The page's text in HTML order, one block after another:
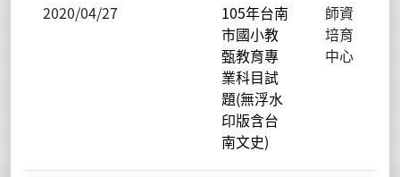
2020/04/27
105年台南
市國小教
甄教育專
業科目試
題(無浮水
印版含台
南文史)
師資
培育
中心